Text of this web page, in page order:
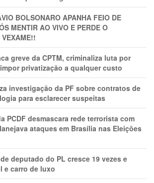
BOLSONARO APANHA FEIO DE
MENTIR AO VIVO E PERDE O
greve da CPTM, criminaliza luta por
privatização a qualquer custo
investigação da PF sobre contratos de
para esclarecer suspeitas
PCDF desmascara rede terrorista com
ataques em Brasília nas Eleições
deputado do PL cresce 19 vezes e
e carro de luxo